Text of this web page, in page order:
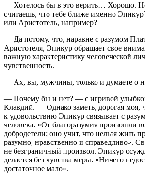
— Хотелось бы в это верить… Хорошо.
считаешь, что тебе ближе именно
или Аристотель, например?
— Да потому, что, наравне с разумом
Аристотеля, Эпикур обращает свое
важную характеристику человеческой
чувственность.
— Ах, вы, мужчины, только и думаете о
— Почему бы и нет? — с игривой
Клавдий. — Однако заметь, дорогая моя,
к удовольствию Эпикур связывает с
человека: «От благоразумия произошли
добродетели; оно учит, что нельзя жить
разумно, нравственно и справедливо».
не безграничный произвол. Эпикур
делается без чувства меры: «Ничего
достаточное мало».